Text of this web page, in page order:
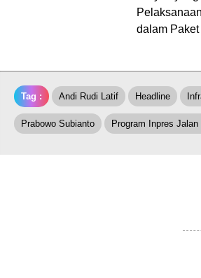
dalam
Tag : Andi Rudi Latif Headline
Prabowo Subianto Program Inpres Jalan